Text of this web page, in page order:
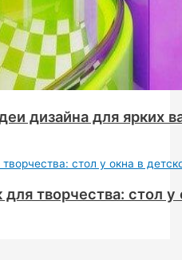
дизайна для ярких
творчества: стол у